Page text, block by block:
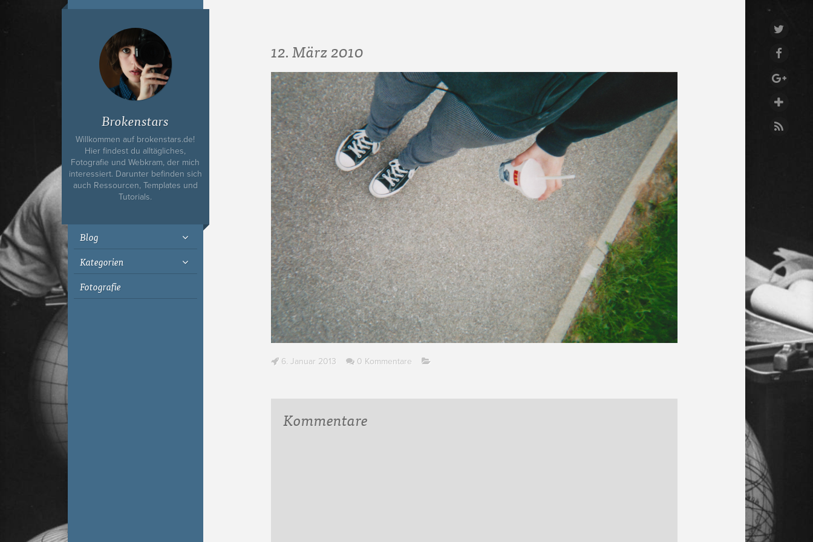
Ich bin Fyn,
23, und
wohne in
Köln
Brokenstars
Willkommen auf brokenstars.de!
Hier findest du alltägliches,
Fotografie und Webkram, der mich
interessiert. Darunter befinden sich
auch Ressourcen, Templates und
Tutorials.
Blog
Kategorien
Fotografie
12. März 2010
6. Januar 2013 0 Kommentare
Kommentare